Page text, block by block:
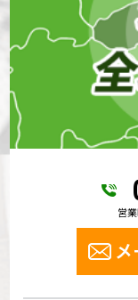
営